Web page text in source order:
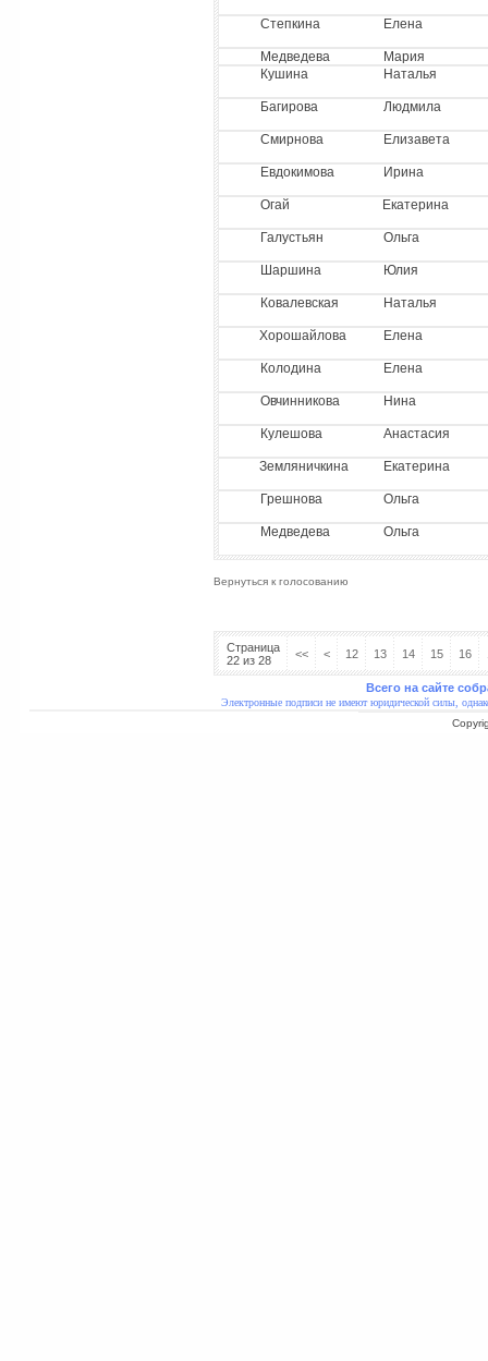
Степкина Елена
Медведева
Мария
Кушина
Наталья
Багирова Людмила
Смирнова Елизавета
Евдокимова Ирина
Огай Екатерина
Галустьян Ольга
Шаршина Юлия
Ковалевская Наталья
Хорошайлова Елена
Колодина Елена
Овчинникова Нина
Кулешова Анастасия
Земляничкина Екатерина
Грешнова Ольга
Медведева Ольга
Вернуться к голосованию
Страница
22 из 28
<< < 12 13 14 15 16
Всего на сайте
Электронные подписи не имеют юридической силы,